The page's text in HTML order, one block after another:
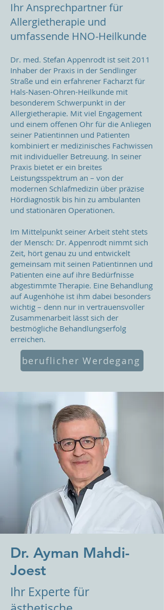
Ihr Ansprechpartner für
Allergietherapie und
umfassende HNO-Heilkunde
Dr. med. Stefan Appenrodt ist seit 2011
Inhaber der Praxis in der Sendlinger
Straße und ein erfahrener Facharzt für
Hals-Nasen-Ohren-Heilkunde mit
besonderem Schwerpunkt in der
Allergietherapie. Mit viel Engagement
und einem offenen Ohr für die Anliegen
seiner Patientinnen und Patienten
kombiniert er medizinisches Fachwissen
mit individueller Betreuung. In seiner
Praxis bietet er ein breites
Leistungsspektrum an – von der
modernen Schlafmedizin über präzise
Hördiagnostik bis hin zu ambulanten
und stationären Operationen.
Im Mittelpunkt seiner Arbeit steht stets
der Mensch: Dr. Appenrodt nimmt sich
Zeit, hört genau zu und entwickelt
gemeinsam mit seinen Patientinnen und
Patienten eine auf ihre Bedürfnisse
abgestimmte Therapie. Eine Behandlung
auf Augenhöhe ist ihm dabei besonders
wichtig – denn nur in vertrauensvoller
Zusammenarbeit lässt sich der
bestmögliche Behandlungserfolg
erreichen.
beruflicher Werdegang
Dr. Ayman Mahdi-
Joest
Ihr Experte für